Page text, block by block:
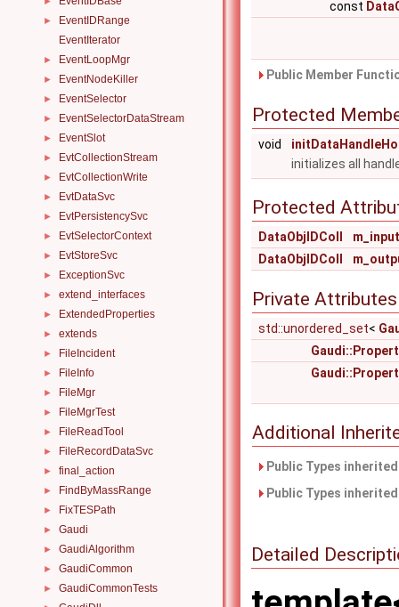
►
EventIDRange
EventIterator
► EventLoopMgr
► EventNodeKiller
► EventSelector
► EventSelectorDataStream
► EventSlot
► EvtCollectionStream
► EvtCollectionWrite
► EvtDataSvc
► EvtPersistencySvc
► EvtSelectorContext
► EvtStoreSvc
► ExceptionSvc
► extend_interfaces
► ExtendedProperties
► extends
► FileIncident
► FileInfo
► FileMgr
► FileMgrTest
► FileReadTool
► FileRecordDataSvc
► final_action
► FindByMassRange
► FixTESPath
► Gaudi
► GaudiAlgorithm
► GaudiCommon
► GaudiCommonTests
const
Public Member
Protected
void
initializes all
Protected
DataObjIDColl
DataObjIDColl
Private Attributes
std::unordered_set<
Additional
Public Types
Public Types
Detailed